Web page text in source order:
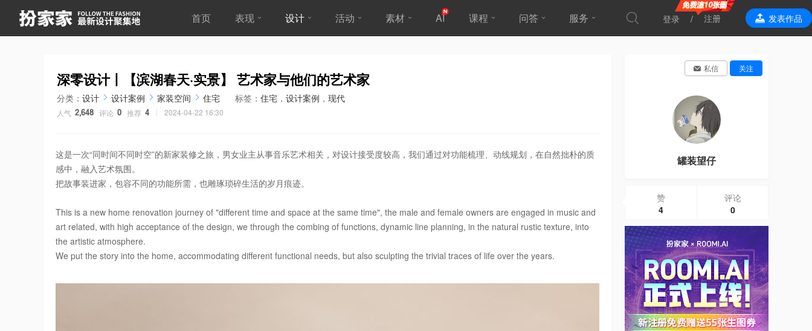
首页 表现 设计 活动 素材 AI 课程 问答 服务
效果表现
登录 注册 发表作品
深零设计丨【滨湖春天·实景】 艺术家与他们的艺术家
分类： 设计 设计案例 家装空间 住宅 标签： 住宅 ， 设计案例 ， 现代
人气 2,648 评论 0 推荐 4 2024-04-22 16:30
这是一次“同时间不同时空”的新家装修之旅，男女业主从事音乐艺术相关，对设计接受度较高，我们通过对功能梳理、动线规划，在自然拙朴的质
感中，融入艺术氛围。
把故事装进家，包容不同的功能所需，也雕琢琐碎生活的岁月痕迹。
This is a new home renovation journey of "different time and space at the same time", the male and female owners are engaged in music and
art related, with high acceptance of the design, we through the combing of functions, dynamic line planning, in the natural rustic texture, into
the artistic atmosphere.
We put the story into the home, accommodating different functional needs, but also sculpting the trivial traces of life over the years.
私信 关注
罐装望仔
赞
4
评论
0